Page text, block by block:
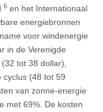
6 en het Internationaal
energiebronnen
voor windenergie
in de Verenigde
tot 38 dollar),
cyclus (48 tot 59
van zonne-energie
met 69%. De kosten